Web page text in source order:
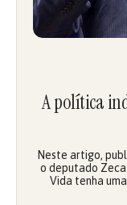
A política
Neste artigo,
o deputado Zeca
Vida tenha